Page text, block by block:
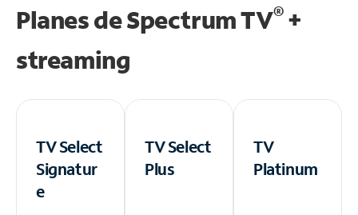
Planes de Spectrum TV®+
streaming
TV Select
Signatur
e
TV Select
Plus
TV
Platinum